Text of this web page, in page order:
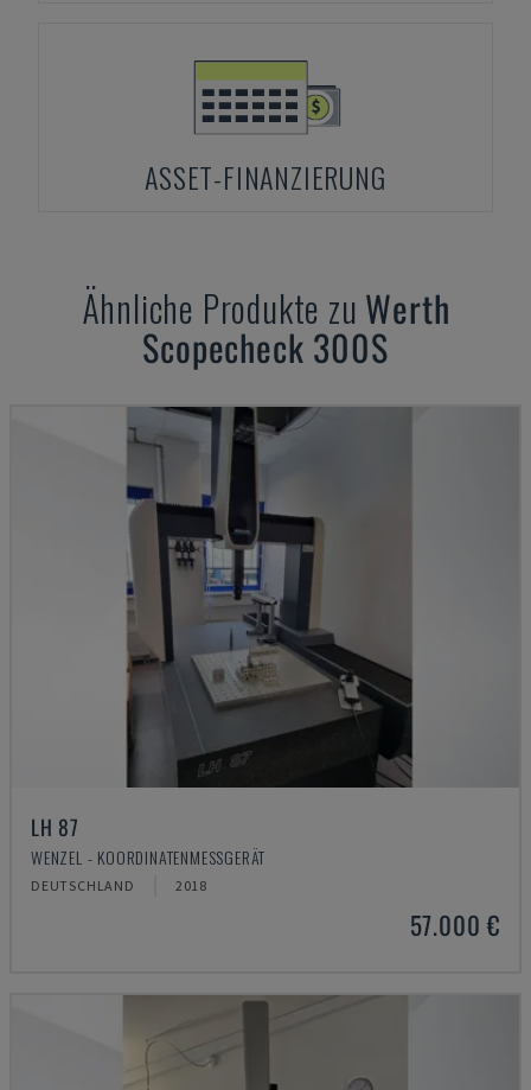
ASSET-FINANZIERUNG
Ähnliche Produkte zu Werth
Scopecheck 300S
LH 87
WENZEL - KOORDINATENMESSGERÄT
DEUTSCHLAND 2018
57.000 €